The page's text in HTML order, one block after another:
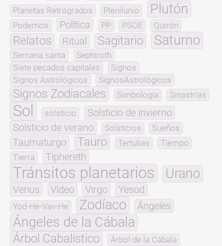
Planetas Retrógrados Plenilunio Plutón
Podemos Política PP PSOE Quirón
Relatos Ritual Sagitario Saturno
Semana santa
Sephiroth
Siete pecados capitales
Signos
Signos Astrológicos
SignosAstrológicos
Signos Zodiacales Simbología Sinastrías
Sol solsticio
Solsticio de invierno
Solsticio de verano
Solsticios Sueños
Taumaturgo Tauro Tertulias
Tiempo
Tierra
Tiphereth
Tránsitos planetarios Urano
Venus Video Virgo Yesod
Yod-He-Vav-He Zodíaco Ángeles
Ángeles de la Cábala
Árbol Cabalístico Árbol de la Cábala